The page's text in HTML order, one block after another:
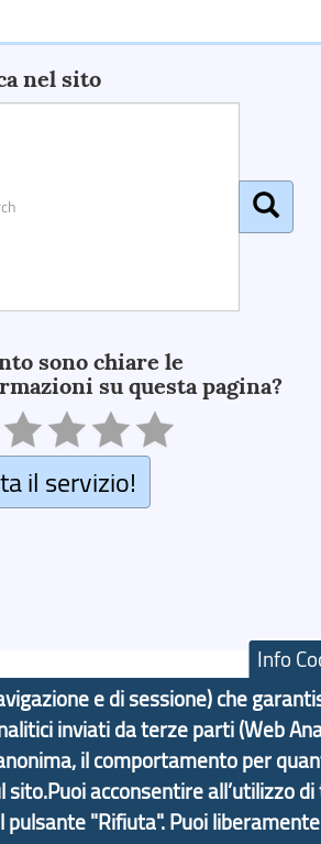
nel sito
sono chiare le
su questa pagina?
il servizio!
| CF: 80007350103
Contatti Statistiche
Info
e di sessione) che
inviati da terze parti (Web
il comportamento per
acconsentire all’utilizzo
pulsante "Rifiuta". Puoi